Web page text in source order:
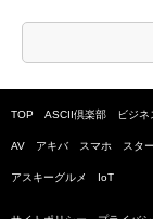
TOP ASCII倶楽部 ビジネ
AV アキバ スマホ スタ
アスキーグルメ IoT